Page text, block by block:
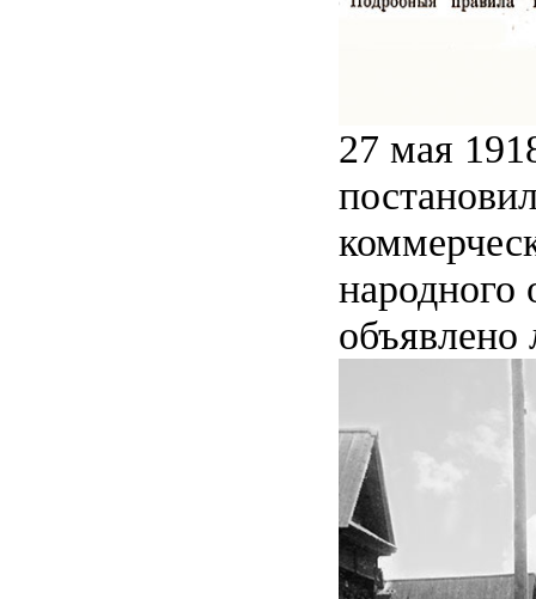
27 мая
народного
объявлено